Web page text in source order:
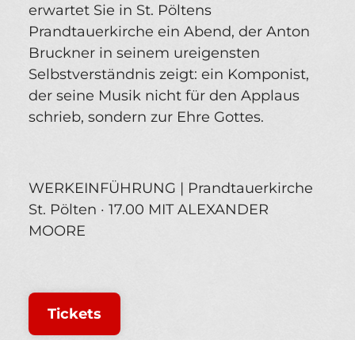
erwartet Sie in St. Pöltens
Prandtauerkirche ein Abend, der Anton
Bruckner in seinem ureigensten
Selbstverständnis zeigt: ein Komponist,
der seine Musik nicht für den Applaus
schrieb, sondern zur Ehre Gottes.
WERKEINFÜHRUNG | Prandtauerkirche
St. Pölten · 17.00 MIT ALEXANDER
MOORE
Tickets